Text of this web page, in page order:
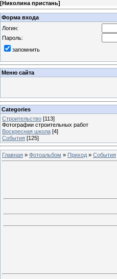
[Николина пристань]
Форма входа
Логин:
Пароль:
запомнить
Меню сайта
Categories
Строительство [113]
Фотографии строительных работ
Воскресная школа [4]
События [125]
Главная » Фотоальбом » Приход » События